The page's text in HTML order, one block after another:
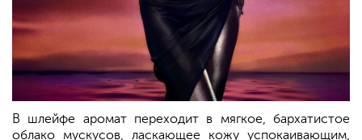
В шлейфе аромат переходит в мягкое, бархатистое
облако мускусов, ласкающее кожу успокаивающим,